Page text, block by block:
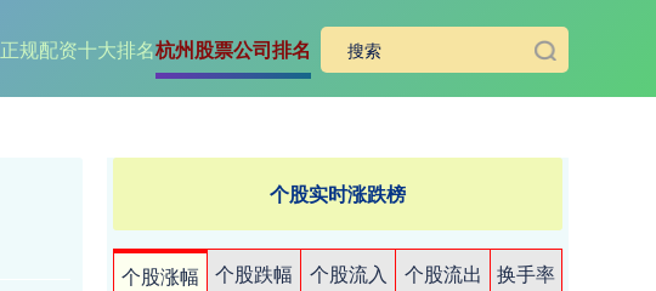
正规配资十大排名杭州股票公司排名
个股实时涨跌榜
个股涨幅 个股跌幅 个股流入 个股流出
换手率